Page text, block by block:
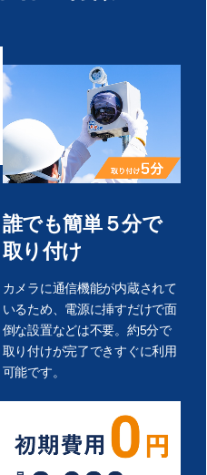
誰でも簡単５分で
取り付け
カメラに通信機能が内蔵されて
いるため、電源に挿すだけで面
倒な設置などは不要。約5分で
取り付けが完了できすぐに利用
可能です。